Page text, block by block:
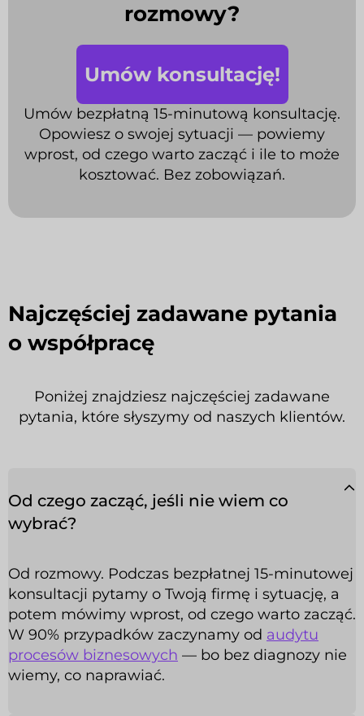
rozmowy?
Umów konsultację!
Umów bezpłatną 15-minutową konsultację.
Opowiesz o swojej sytuacji — powiemy
wprost, od czego warto zacząć i ile to może
kosztować. Bez zobowiązań.
Najczęściej zadawane pytania
o współpracę
Poniżej znajdziesz najczęściej zadawane
pytania, które słyszymy od naszych klientów.
Od czego zacząć, jeśli nie wiem co
wybrać?
Od rozmowy. Podczas bezpłatnej 15-minutowej
konsultacji pytamy o Twoją firmę i sytuację, a
potem mówimy wprost, od czego warto zacząć.
W 90% przypadków zaczynamy od audytu
procesów biznesowych — bo bez diagnozy nie
wiemy, co naprawiać.